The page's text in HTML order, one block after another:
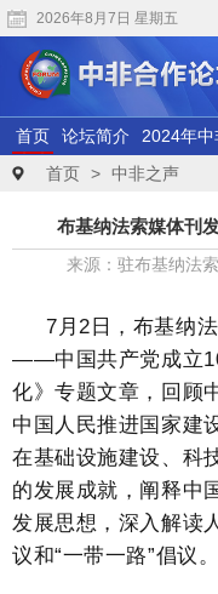
2026年8月7日 星期五
首页 论坛简介 2024年
联合研究
精彩视频
首页 > 中非之声
布基纳法索媒体刊
来源：驻布基纳法
7 月2日，布基纳
——中国共产党成立
化》专题文章，回顾
中国人民推进国家建
在基础设施建设、科
的发展成就，阐释中
发展思想，深入解读
议和“一带一路”倡议。